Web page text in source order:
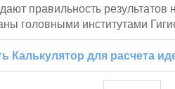
правильность результатов
головными институтами
Калькулятор для расчета